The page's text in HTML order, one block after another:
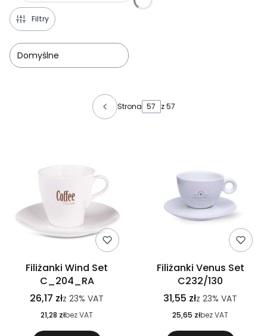
Filtry
Domyślne
Strona z 57
Filiżanki Wind Set
C_204_RA
26,17 złz 23% VAT
21,28 złbez VAT
Filiżanki Venus Set
C232/130
31,55 złz 23% VAT
25,65 złbez VAT